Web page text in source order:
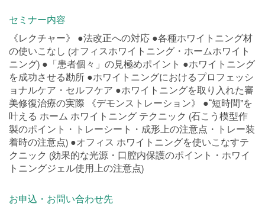
セミナー内容
《レクチャー》 ●法改正への対応 ●各種ホワイトニング材
の使いこなし (オフィスホワイトニング・ホームホワイト
ニング) ●「患者個々」の見極めポイント ●ホワイトニング
を成功させる勘所 ●ホワイトニングにおけるプロフェッシ
ョナルケア・セルフケア ●ホワイトニングを取り入れた審
美修復治療の実際 《デモンストレーション》 ●“短時間”を
叶える ホーム ホワイトニング テクニック (石こう模型作
製のポイント・トレーシート・成形上の注意点・トレー装
着時の注意点) ●オフィス ホワイトニングを使いこなすテ
クニック (効果的な光源・口腔内保護のポイント・ホワイ
トニングジェル使用上の注意点)
お申込・お問い合わせ先